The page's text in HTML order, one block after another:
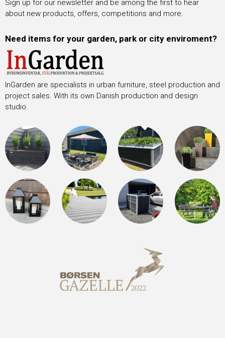
Sign up for our newsletter and be among the first to hear
about new products, offers, competitions and more.
Need items for your garden, park or city enviroment?
InGarden are specialists in urban furniture, steel production and
project sales. With its own Danish production and design
studio.